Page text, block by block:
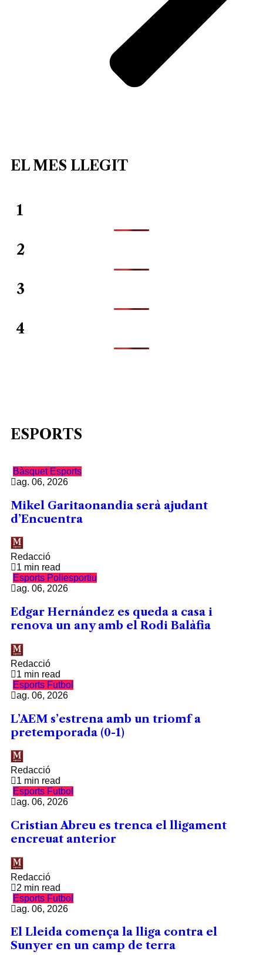
EL MES LLEGIT
1
2
3
4
ESPORTS
Bàsquet Esports
ag. 06, 2026
Mikel Garitaonandia serà ajudant
d’Encuentra
Redacció
1 min read
Esports Poliesportiu
ag. 06, 2026
Edgar Hernández es queda a casa i
renova un any amb el Rodi Balàfia
Redacció
1 min read
Esports Futbol
ag. 06, 2026
L’AEM s’estrena amb un triomf a
pretemporada (0-1)
Redacció
1 min read
Esports Futbol
ag. 06, 2026
Cristian Abreu es trenca el lligament
encreuat anterior
Redacció
2 min read
Esports Futbol
ag. 06, 2026
El Lleida comença la lliga contra el
Sunyer en un camp de terra